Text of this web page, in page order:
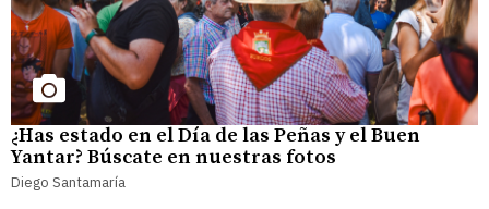
¿Has estado en el Día de las Peñas y el Buen
Yantar? Búscate en nuestras fotos
Diego Santamaría